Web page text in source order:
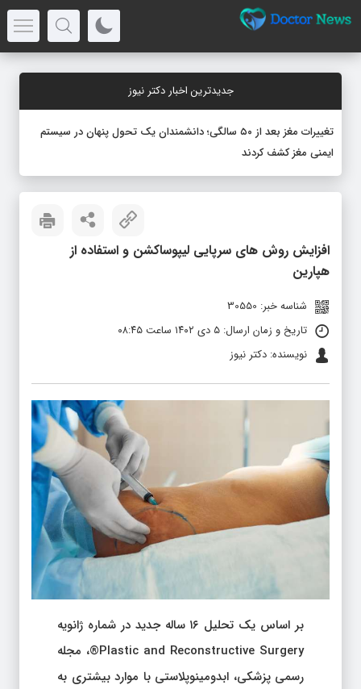
جدیدترین اخبار دکتر نیوز
تغییرات مغز بعد از ۵۰ سالگی؛ دانشمندان یک تحول پنهان در سیستم
ایمنی مغز کشف کردند
افزایش روش های سرپایی لیپوساکشن و استفاده از
هپارین
شناسه خبر: 30550
تاریخ و زمان ارسال: ۵ دی ۱۴۰۲ ساعت ۰۸:۴۵
نویسنده: دکتر نیوز
بر اساس یک تحلیل ۱۶ ساله جدید در شماره ژانویه
Plastic and Reconstructive Surgery®، مجله
رسمی پزشکی، ابدومینوپلاستی با موارد بیشتری به